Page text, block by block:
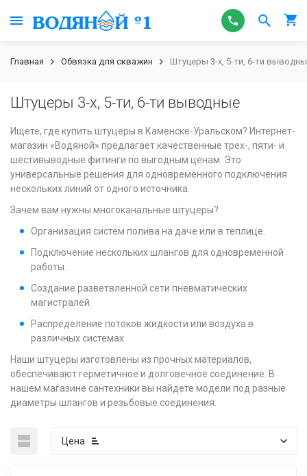
Главная Обвязка для скважин Штуцеры 3-х, 5-ти, 6-ти
Штуцеры 3-х, 5-ти, 6-ти выводные
Ищете, где купить штуцеры в Каменске-Уральском? Интернет-
магазин «Водяной» предлагает качественные трех-, пяти- и
шестивыводные фитинги по выгодным ценам. Это
универсальные решения для одновременного подключения
нескольких линий от одного источника.
Зачем вам нужны многоканальные штуцеры?
Организация систем полива на даче или в теплице.
Подключение нескольких шлангов для одновременной
работы.
Создание разветвленной сети пневматических
магистралей.
Распределение потоков жидкости или воздуха в
различных системах.
Наши штуцеры изготовлены из прочных материалов,
обеспечивают герметичное и долговечное соединение. В
нашем магазине сантехники вы найдете модели под разные
диаметры шлангов и резьбовые соединения.
Цена